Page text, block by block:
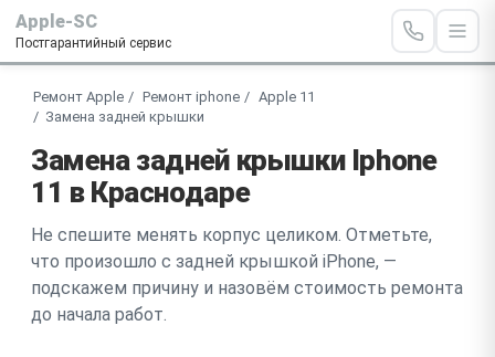
Apple-SC
Постгарантийный сервис
Ремонт Apple Ремонт iphone
Apple 11
Замена задней крышки
Замена задней крышки Iphone
11 в Краснодаре
Не спешите менять корпус целиком. Отметьте,
что произошло с задней крышкой iPhone, —
подскажем причину и назовём стоимость ремонта
до начала работ.